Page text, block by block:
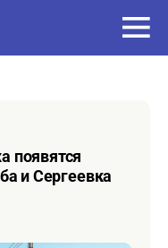
и Сергеевка